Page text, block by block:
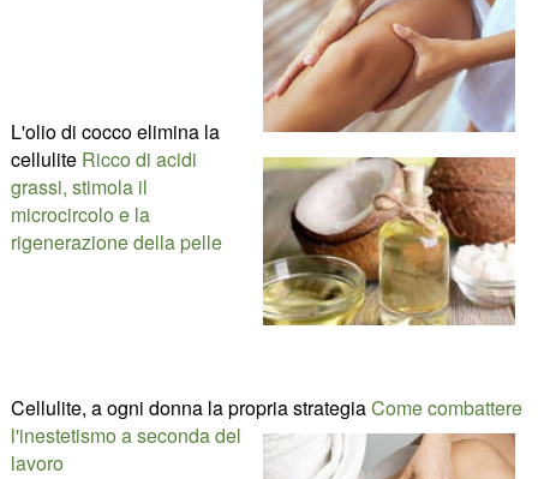
L'olio di cocco elimina la
cellulite Ricco di acidi
grassi, stimola il
microcircolo e la
rigenerazione della pelle
Cellulite, a ogni donna la propria strategiaCome combattere
l'inestetismo a seconda del
lavoro